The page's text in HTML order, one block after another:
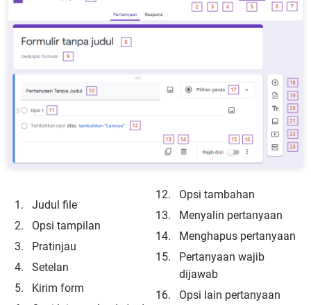
Judul file
Opsi tampilan
Pratinjau
Setelan
Kirim form
Opsi tambahan
Menyalin pertanyaan
Menghapus pertanyaan
Pertanyaan wajib
dijawab
Opsi lain pertanyaan